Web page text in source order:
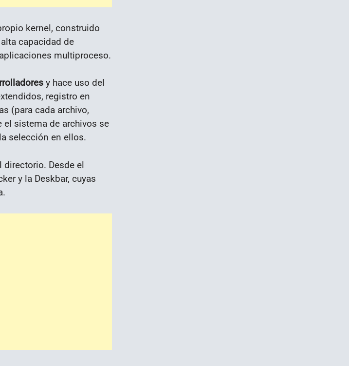
kernel, construido
capacidad de
multiproceso.
y hace uso del
registro en
(para cada archivo,
el sistema de archivos se
selección en ellos.
directorio. Desde el
y la Deskbar, cuyas